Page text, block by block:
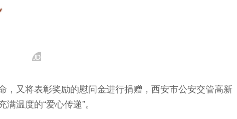
，又将表彰奖励的慰问金进行捐赠，西安市公安交管高新
温度的“爱心传递”。